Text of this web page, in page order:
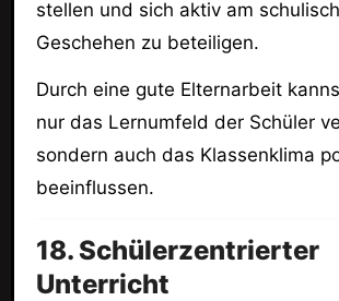
stellen und sich aktiv am
Geschehen zu beteiligen.
Durch eine gute Elternarbeit
nur das Lernumfeld der Schüler
sondern auch das Klassenklima
beeinflussen.
18. Schülerzentrierter
Unterricht